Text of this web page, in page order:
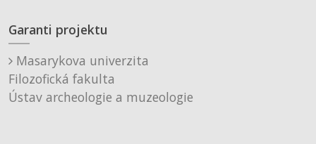
Garanti projektu
Masarykova univerzita
Filozofická fakulta
Ústav archeologie a muzeologie